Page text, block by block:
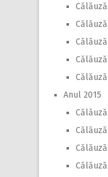
Anul 2015